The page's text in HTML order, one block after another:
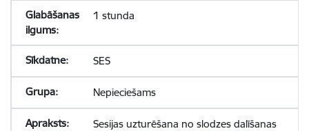
1 stunda
SES
Nepieciešams
Sesijas uzturēšana no slodzes dalīšanas